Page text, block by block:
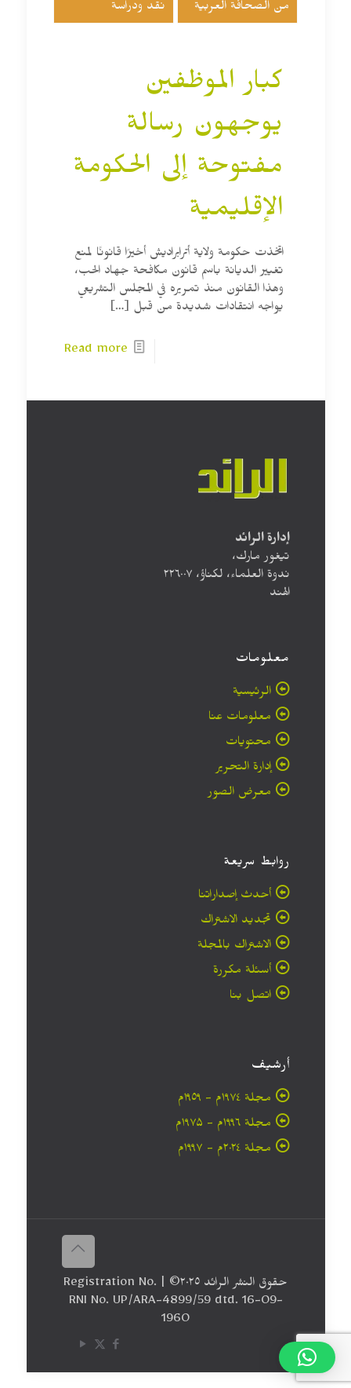
من الصحافة العربية نقد ودراسة
كبار الموظفين
يوجهون رسالة
مفتوحة إلى الحكومة
الإقليمية
اتخذت حكومة ولاية أترابراديش أخيرًا قانونًا لمنع
تغيير الديانة باسم قانون مكافحة جهاد الحب،
وهذا القانون منذ تمريره في المجلس التشريعي
يواجه انتقادات شديدة من قبل […]
Read more
إدارة الرائد
تيغور مارك،
ندوة العلماء، لكناؤ، ۲۲٦۰۰۷
الهند
معلومات
الرئيسية
معلومات عنا
محتويات
إدارة التحرير
معرض الصور
روابط سريعة
أحدث إصداراتنا
تجديد الاشتراك
الاشتراك بالمجلة
أسئلة مكررة
اتصل بنا
أرشيف
مجلة ۱۹۷٤م - ١٩٥٩م
مجلة ۱۹۹٦م - ۱۹۷۵م
مجلة ۲۰۲٤م - ۱۹۹۷م
حقوق النشر الرائد ٢٠۲٥© | Registration No.
RNI No. UP/ARA-4899/59 dtd. 16-09-
1960